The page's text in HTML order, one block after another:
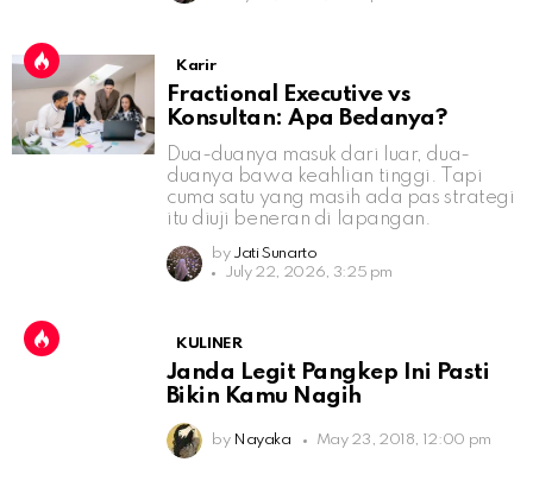
Karir
Fractional Executive vs
Konsultan: Apa Bedanya?
Dua-duanya masuk dari luar, dua-
duanya bawa keahlian tinggi. Tapi
cuma satu yang masih ada pas strategi
itu diuji beneran di lapangan.
by Jati Sunarto
July 22, 2026, 3:25 pm
KULINER
Janda Legit Pangkep Ini Pasti
Bikin Kamu Nagih
by Nayaka May 23, 2018, 12:00 pm